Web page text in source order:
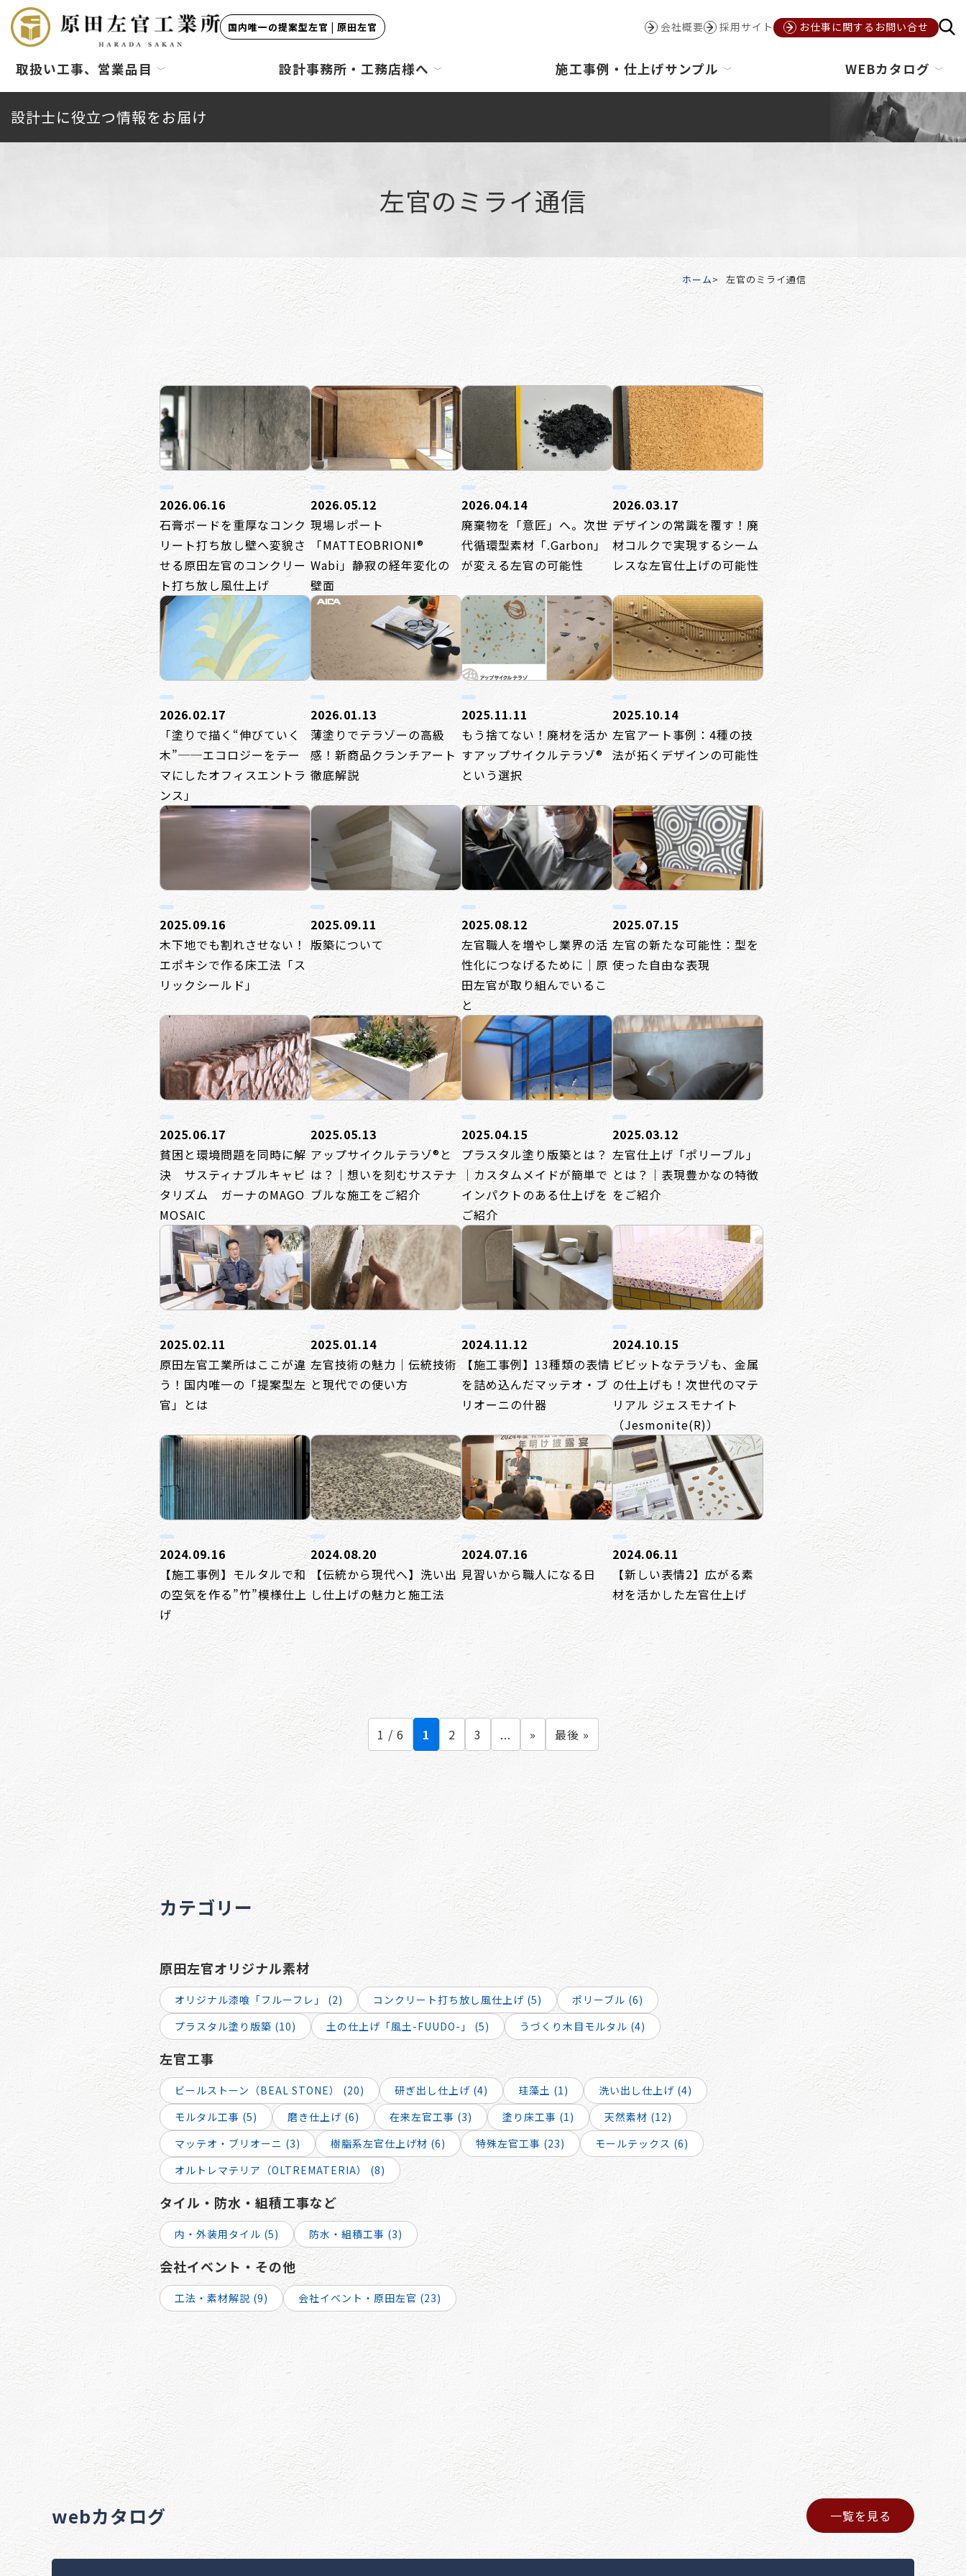
国内唯一の提案型左官 | 原田左官 会社概要 採用サイト お仕事に関するお問い合せ
取扱い工事、営業品目 設計事務所・工務店様へ 施工事例・仕上げサンプル WEBカタログ
設計士に役立つ情報をお届け
左官のミライ通信
ホーム 左官のミライ通信
2026.06.16
石膏ボードを重厚なコンク
リート打ち放し壁へ変貌さ
せる原田左官のコンクリー
ト打ち放し風仕上げ
2026.05.12
現場レポート
「MATTEOBRIONI®
Wabi」静寂の経年変化の
壁面
2026.04.14
廃棄物を「意匠」へ。次世
代循環型素材「.Garbon」
が変える左官の可能性
2026.03.17
デザインの常識を覆す！廃
材コルクで実現するシーム
レスな左官仕上げの可能性
2026.02.17
「塗りで描く“伸びていく
木”──エコロジーをテー
マにしたオフィスエントラ
ンス」
2026.01.13
薄塗りでテラゾーの高級
感！新商品クランチアート
徹底解説
2025.11.11
もう捨てない！廃材を活か
すアップサイクルテラゾ®
という選択
2025.10.14
左官アート事例：4種の技
法が拓くデザインの可能性
2025.09.16
木下地でも割れさせない！
エポキシで作る床工法「ス
リックシールド」
2025.09.11
版築について
2025.08.12
左官職人を増やし業界の活
性化につなげるために｜原
田左官が取り組んでいるこ
と
2025.07.15
左官の新たな可能性：型を
使った自由な表現
2025.06.17
貧困と環境問題を同時に解
決 サスティナブルキャピ
タリズム ガーナのMAGO
MOSAIC
2025.05.13
アップサイクルテラゾ®と
は？｜想いを刻むサステナ
ブルな施工をご紹介
2025.04.15
プラスタル塗り版築とは？
｜カスタムメイドが簡単で
インパクトのある仕上げを
ご紹介
2025.03.12
左官仕上げ「ポリーブル」
とは？｜表現豊かなの特徴
をご紹介
2025.02.11
原田左官工業所はここが違
う！国内唯一の「提案型左
官」とは
2025.01.14
左官技術の魅力｜伝統技術
と現代での使い方
2024.11.12
【施工事例】13種類の表情
を詰め込んだマッテオ・ブ
リオーニの什器
2024.10.15
ビビットなテラゾも、金属
の仕上げも！次世代のマテ
リアル ジェスモナイト
（Jesmonite(R)）
2024.09.16
【施工事例】モルタルで和
の空気を作る”竹”模様仕上
げ
2024.08.20
【伝統から現代へ】洗い出
し仕上げの魅力と施工法
2024.07.16
見習いから職人になる日
2024.06.11
【新しい表情2】広がる素
材を活かした左官仕上げ
1 / 6 1 2 3 ... » 最後 »
カテゴリー
原田左官オリジナル素材
オリジナル漆喰「フルーフレ」 (2) コンクリート打ち放し風仕上げ (5)
ポリーブル (6)
プラスタル塗り版築 (10)
土の仕上げ「風土-FUUDO-」 (5) うづくり木目モルタル (4)
左官工事
ビールストーン（BEAL STONE） (20) 研ぎ出し仕上げ (4) 珪藻土 (1)
洗い出し仕上げ (4)
モルタル工事 (5)
磨き仕上げ (6) 在来左官工事 (3) 塗り床工事 (1)
天然素材 (12)
マッテオ・ブリオーニ (3)
樹脂系左官仕上げ材 (6) 特殊左官工事 (23)
モールテックス (6)
オルトレマテリア（OLTREMATERIA） (8)
タイル・防水・組積工事など
内・外装用タイル (5) 防水・組積工事 (3)
会社イベント・その他
工法・素材解説 (9) 会社イベント・原田左官 (23)
webカタログ 一覧を見る